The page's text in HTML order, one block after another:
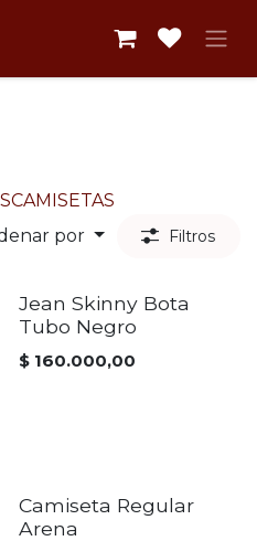
CAMISETAS
por
Filtros
Jean Skinny Bota
Tubo Negro
$ 160.000,00
Camiseta Regular
Arena